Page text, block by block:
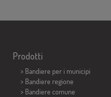
Prodotti
> Bandiere per i municipi
> Bandiere regione
> Bandiere comune